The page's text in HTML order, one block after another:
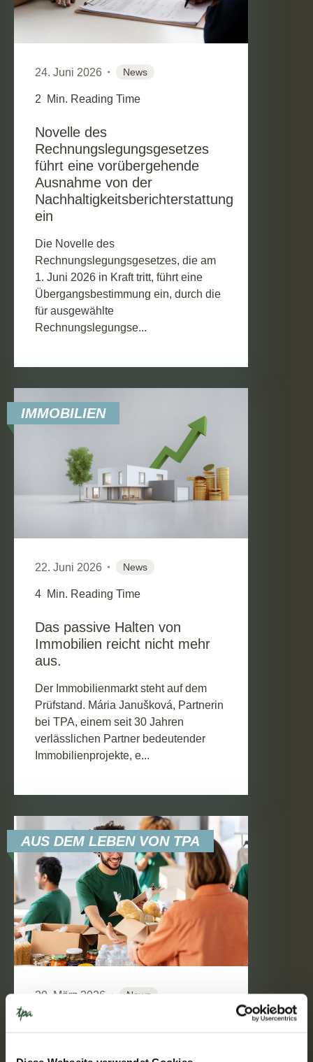
24. Juni 2026 News
2 Min. Reading Time
Novelle des
Rechnungslegungsgesetzes
führt eine vorübergehende
Ausnahme von der
Nachhaltigkeitsberichterstattung
ein
Die Novelle des
Rechnungslegungsgesetzes, die am
1. Juni 2026 in Kraft tritt, führt eine
Übergangsbestimmung ein, durch die
für ausgewählte
Rechnungslegungse...
IMMOBILIEN
22. Juni 2026 News
4 Min. Reading Time
Das passive Halten von
Immobilien reicht nicht mehr
aus.
Der Immobilienmarkt steht auf dem
Prüfstand. Mária Janušková, Partnerin
bei TPA, einem seit 30 Jahren
verlässlichen Partner bedeutender
Immobilienprojekte, e...
AUS DEM LEBEN VON TPA
20. März 2026 News
Unterstützung von Non-Profit-